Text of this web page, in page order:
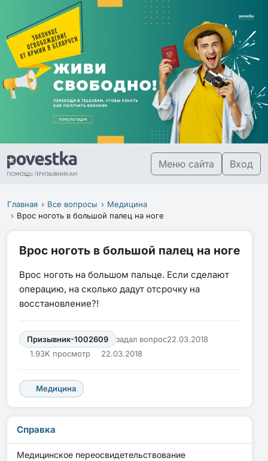
Меню сайта Вход
Главная Все вопросы
Медицина
Врос ноготь в большой палец на ноге
Врос ноготь в большой палец на ноге
Врос ноготь на большом пальце. Если сделают
операцию, на сколько дадут отсрочку на
восстановление?!
Призывник-1002609 задал вопрос22.03.2018
1.93K просмотр
22.03.2018
Медицина
Справка
Медицинское переосвидетельствование